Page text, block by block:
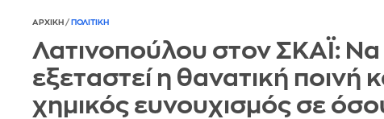
ΑΡΧΙΚΗ / ΠΟΛΙΤΙΚΗ
Λατινοπούλου στον ΣΚΑΪ: Να
εξεταστεί η θανατική ποινή
χημικός ευνουχισμός σε